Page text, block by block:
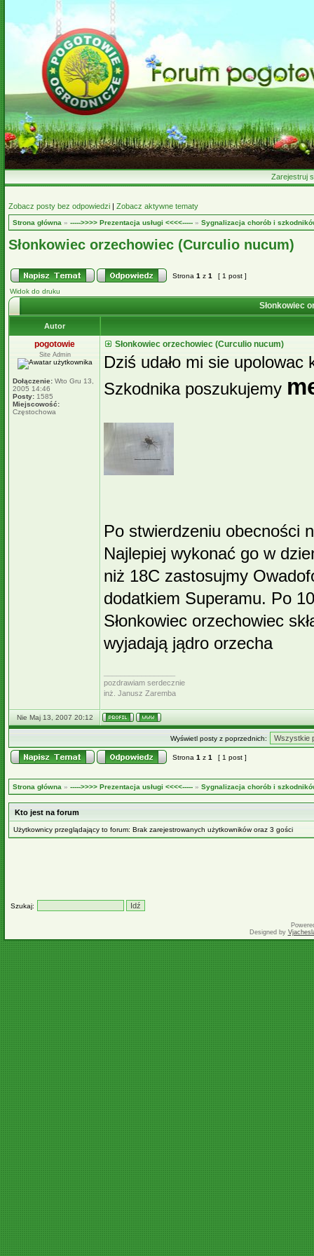
Zarejestruj
Zobacz posty bez odpowiedzi | Zobacz aktywne tematy
Strona główna » ----->>>> Prezentacja usługi <<<<----- » Sygnalizacja chorób i
Słonkowiec orzechowiec (Curculio nucum)
Strona 1 z 1
[ 1 post ]
Widok do druku
Słonkowiec
Autor
pogotowie
Site Admin
Dołączenie: Wto Gru 13,
2005 14:46
Posty: 1585
Miejscowość:
Częstochowa
Słonkowiec orzechowiec (Curculio nucum)
Dziś udało mi sie
Szkodnika poszukujemy
Po stwierdzeniu obecności
Najlepiej wykonać go w
niż 18C zastosujmy
dodatkiem Superamu. Po
Słonkowiec orzechowiec
wyjadają jądro orzecha
pozdrawiam serdecznie
inż. Janusz Zaremba
Nie Maj 13, 2007 20:12
Wyświetl posty z poprzednich:
Strona 1 z 1 [ 1 post ]
Strona główna » ----->>>> Prezentacja usługi <<<<----- » Sygnalizacja chorób i
Kto jest na forum
Użytkownicy przeglądający to forum: Brak zarejestrowanych użytkowników oraz 3 gości
Szukaj:
Designed by